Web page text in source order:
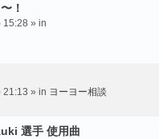
！
15:28 » in
21:13 » in ヨーヨー相談
選手 使用曲